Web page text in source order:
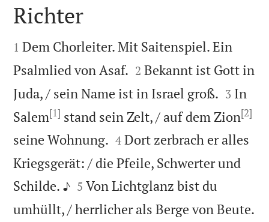

Richter

1 Dem Chorleiter. Mit Saitenspiel. Ein
Psalmlied von Asaf. 

2 Bekannt ist Gott in
Juda, / sein Name ist in Israel groß. 

3 In
Salem[1] stand sein Zelt, / auf dem Zion[2]
seine Wohnung. 

4 Dort zerbrach er alles
Kriegsgerät: / die Pfeile, Schwerter und
Schilde. ♪
5 Von Lichtglanz bist du
umhüllt, / herrlicher als Berge von Beute.